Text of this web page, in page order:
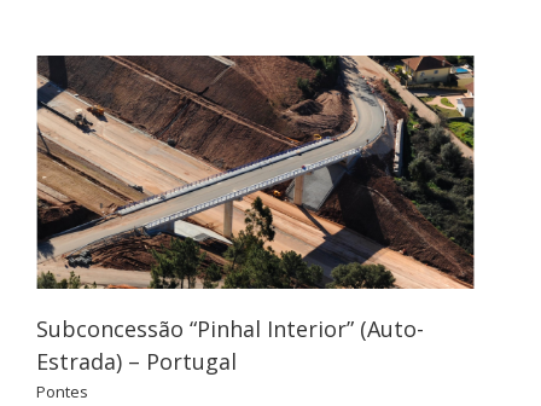
Subconcessão “Pinhal Interior” (Auto-
Estrada) – Portugal
Pontes